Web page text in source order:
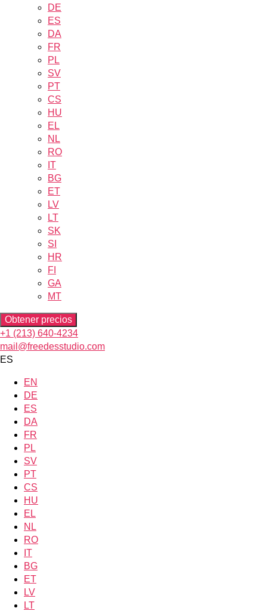
DE
ES
DA
FR
PL
SV
PT
CS
HU
EL
NL
RO
IT
BG
ET
LV
LT
SK
SI
HR
FI
GA
MT
Obtener precios
+1 (213) 640-4234
mail@freedesstudio.com
ES
EN
DE
ES
DA
FR
PL
SV
PT
CS
HU
EL
NL
RO
IT
BG
ET
LV
LT